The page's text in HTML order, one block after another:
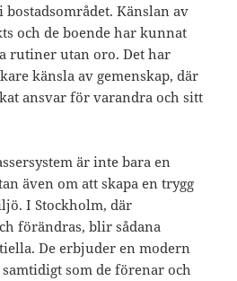
Känslan av
och de boende har kunnat
rutiner utan oro. Det har
känsla av gemenskap, där
ansvar för varandra och sitt
är inte bara en
även om att skapa en trygg
I Stockholm, där
förändras, blir sådana
De erbjuder en modern
som de förenar och